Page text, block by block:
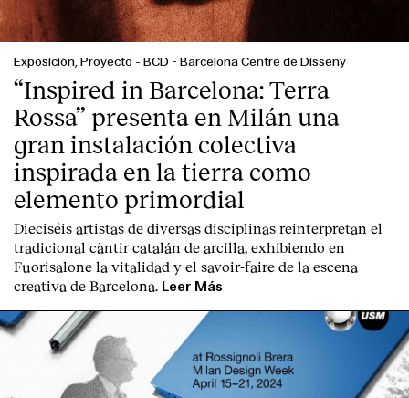
Exposición, Proyecto - BCD - Barcelona Centre de Disseny
“Inspired in Barcelona: Terra
Rossa” presenta en Milán una
gran instalación colectiva
inspirada en la tierra como
elemento primordial
Dieciséis artistas de diversas disciplinas reinterpretan el
tradicional càntir catalán de arcilla, exhibiendo en
Fuorisalone la vitalidad y el savoir-faire de la escena
creativa de Barcelona. Leer Más